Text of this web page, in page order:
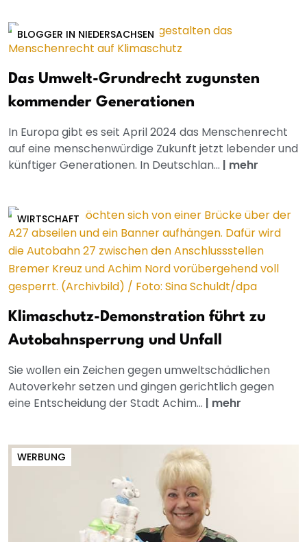
BLOGGER IN NIEDERSACHSEN
Das Umwelt-Grundrecht zugunsten
kommender Generationen
In Europa gibt es seit April 2024 das Menschenrecht
auf eine menschenwürdige Zukunft jetzt lebender und
künftiger Generationen. In Deutschlan... | mehr
WIRTSCHAFT
Klimaschutz-Demonstration führt zu
Autobahnsperrung und Unfall
Sie wollen ein Zeichen gegen umweltschädlichen
Autoverkehr setzen und gingen gerichtlich gegen
eine Entscheidung der Stadt Achim... | mehr
WERBUNG